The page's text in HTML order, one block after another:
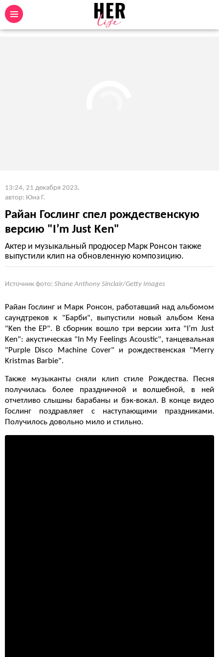
13:24, 21 декабря 2023,
автор: Юна Г.
Райан Гослинг спел рождественскую
версию "I’m Just Ken"
Актер и музыкальный продюсер Марк Ронсон также
выпустили клип на обновленную композицию.
Источник фото: Shane Anthony Sinclair/Getty Images
Райан Гослинг и Марк Ронсон, работавший над альбомом
саундтреков к "Барби", выпустили новый альбом Кена
"Ken the EP". В сборник вошло три версии хита "I’m Just
Ken": акустическая "In My Feelings Acoustic", танцевальная
"Purple Disco Machine Cover" и рождественская "Merry
Kristmas Barbie".
Также музыканты сняли клип стиле Рождества. Песня
получилась более праздничной и волшебной, в ней
отчетливо слышны барабаны и бэк-вокал. В конце видео
Гослинг поздравляет с наступающими праздниками.
Получилось довольно мило и стильно.